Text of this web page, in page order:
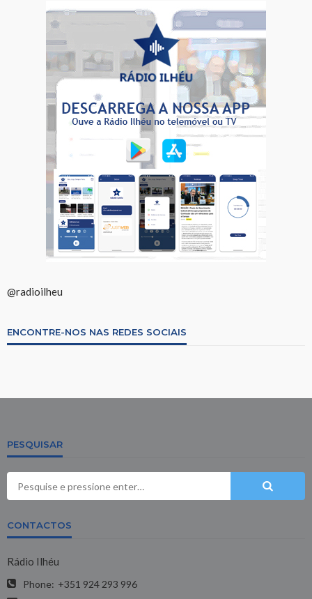
@radioilheu
ENCONTRE-NOS NAS REDES SOCIAIS
PESQUISAR
CONTACTOS
Rádio Ilhéu
Phone: +351 924 293 996